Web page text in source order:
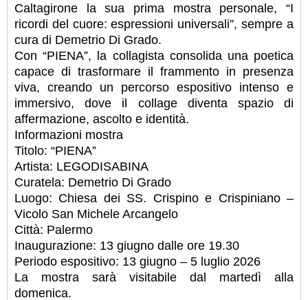
Caltagirone la sua prima mostra personale, “I
ricordi del cuore: espressioni universali”, sempre a
cura di Demetrio Di Grado.
Con “PIENA”, la collagista consolida una poetica
capace di trasformare il frammento in presenza
viva, creando un percorso espositivo intenso e
immersivo, dove il collage diventa spazio di
affermazione, ascolto e identità.
Informazioni mostra
Titolo: “PIENA”
Artista: LEGODISABINA
Curatela: Demetrio Di Grado
Luogo: Chiesa dei SS. Crispino e Crispiniano –
Vicolo San Michele Arcangelo
Città: Palermo
Inaugurazione: 13 giugno dalle ore 19.30
Periodo espositivo: 13 giugno – 5 luglio 2026
La mostra sarà visitabile dal martedì alla
domenica.